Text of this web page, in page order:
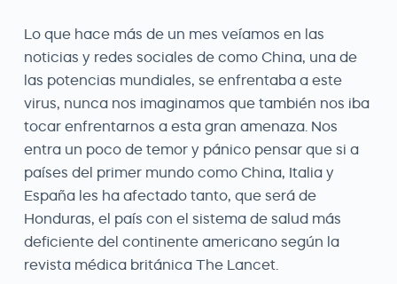
Lo que hace más de un mes veíamos en las
noticias y redes sociales de como China, una de
las potencias mundiales, se enfrentaba a este
virus, nunca nos imaginamos que también nos iba
tocar enfrentarnos a esta gran amenaza. Nos
entra un poco de temor y pánico pensar que si a
países del primer mundo como China, Italia y
España les ha afectado tanto, que será de
Honduras, el país con el sistema de salud más
deficiente del continente americano según la
revista médica británica The Lancet.